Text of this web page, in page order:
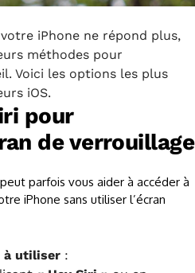
iPhone ne répond plus,
méthodes pour
Voici les options les plus
iOS.
pour
de verrouillage
parfois vous aider à accéder à
iPhone sans utiliser l’écran
à utiliser :